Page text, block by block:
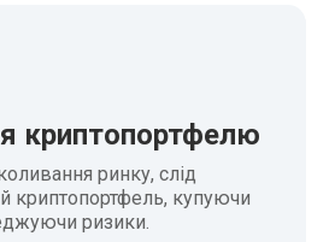
криптопортфелю
ринку, слід
криптопортфель, купуючи
ризики.